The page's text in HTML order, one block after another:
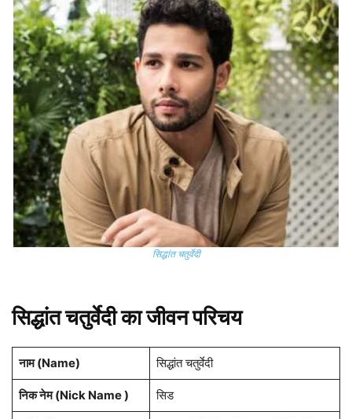
सिद्धांत चतुर्वेदी
सिद्धांत चतुर्वेदी का जीवन परिचय
नाम (Name) सिद्धांत चतुर्वेदी
निक नेम (Nick Name ) सिड